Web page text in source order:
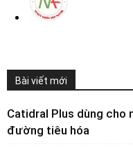
Bài viết mới
Catidral Plus dùng cho
đường tiêu hóa